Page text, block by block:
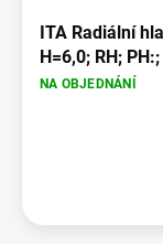
ITA Radiální
H=6,0; RH;
NA OBJEDNÁNÍ